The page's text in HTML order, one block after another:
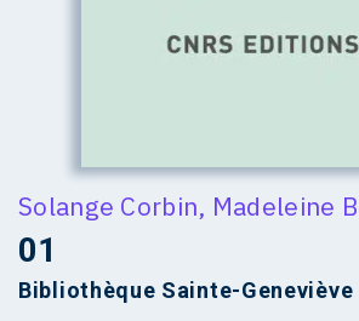
Solange Corbin, Madeleine
01
Bibliothèque Sainte-Geneviève